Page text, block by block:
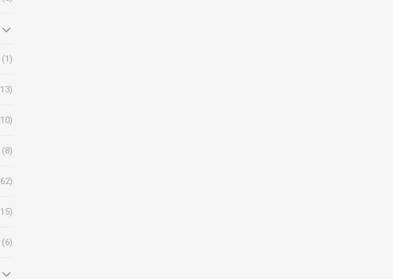
(1)
(8)
(6)